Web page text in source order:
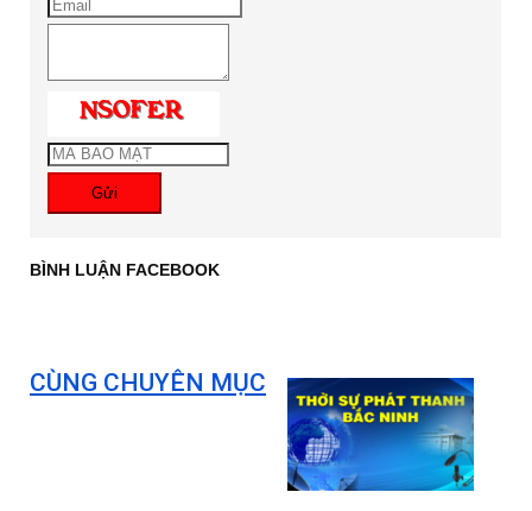
Gửi
BÌNH LUẬN FACEBOOK
CÙNG CHUYÊN MỤC